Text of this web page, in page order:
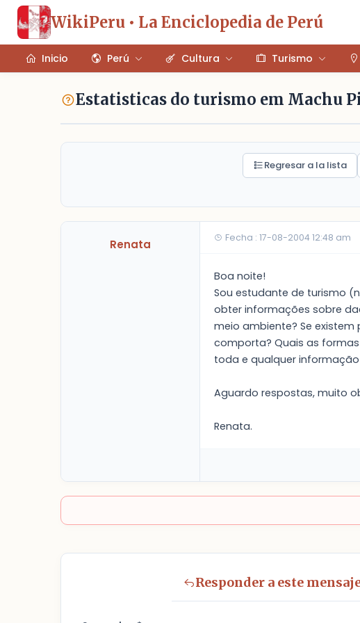
WikiPeru • La Enciclopedia de Perú
Inicio Perú Cultura Turismo
Estatisticas do turismo em Machu
Regresar a la lista
Renata Fecha : 17-08-2004 12:48 am
Boa noite!
Sou estudante de turismo
obter informações sobre
meio ambiente? Se
comporta? Quais as
toda e qualquer
Aguardo respostas, muito
Renata.
Responder a este